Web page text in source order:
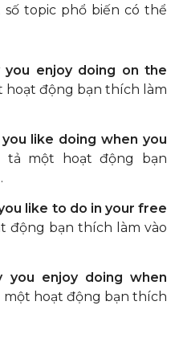
số topic phổ biến có thể
you enjoy doing on the
hoạt động bạn thích làm
like doing when you
tả một hoạt động bạn
like to do in your free
động bạn thích làm vào
you enjoy doing when
một hoạt động bạn thích